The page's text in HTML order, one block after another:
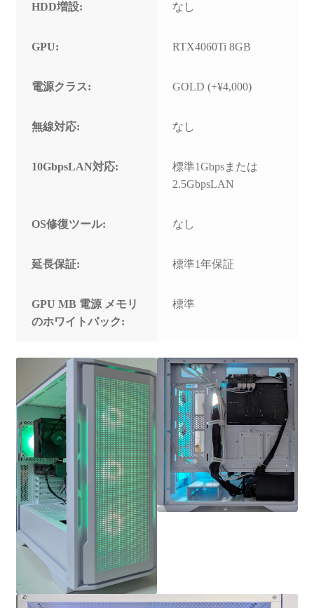
HDD増設: なし
GPU: RTX4060Ti 8GB
電源クラス: GOLD (+¥4,000)
無線対応: なし
10GbpsLAN対応:
標準1Gbpsまたは
2.5GbpsLAN
OS修復ツール: なし
延長保証: 標準1年保証
GPU MB 電源 メモリ
のホワイトパック:
標準